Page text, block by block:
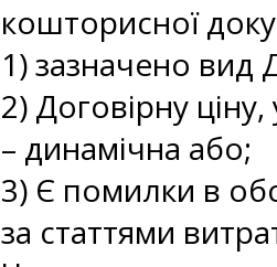
кошторисної
1) зазначено вид
2) Договірну
– динамічна або;
3) Є помилки в
за статтями